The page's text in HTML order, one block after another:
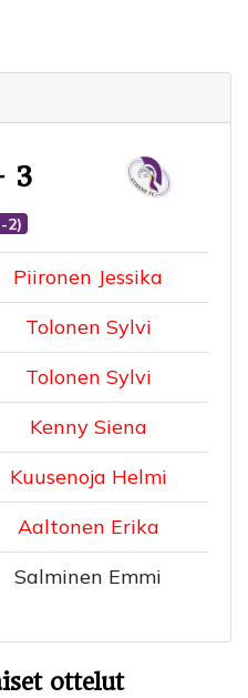
3
2)
Piironen Jessika
Tolonen Sylvi
Tolonen Sylvi
Kenny Siena
Kuusenoja Helmi
Aaltonen Erika
Salminen Emmi
ottelut